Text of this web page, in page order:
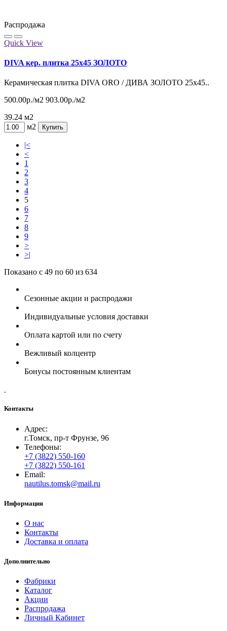
Распродажа
Quick View
DIVA кер. плитка 25x45 ЗОЛОТО
Керамическая плитка DIVA ORO / ДИВА ЗОЛОТО 25х45..
500.00р./м2 903.00р./м2
39.24 м2
м2
Купить
|<
<
1
2
3
4
5
6
7
8
9
>
>|
Показано с 49 по 60 из 634
Сезонные акции и распродажи
Индивидуальные условия доставки
Оплата картой или по счету
Вежливый колцентр
Бонусы постоянным клиентам
Контакты
Адрес:
г.Томск, пр-т Фрунзе, 96
Телефоны:
+7 (3822) 550-160
+7 (3822) 550-161
Email:
nautilus.tomsk@mail.ru
Информация
О нас
Контакты
Доставка и оплата
Дополнительно
Фабрики
Каталог
Акции
Распродажа
Личный Кабинет